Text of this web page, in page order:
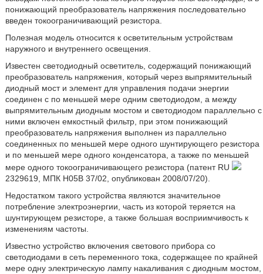
понижающий преобразователь напряжения последовательно
введен токоограничивающий резистора.
Полезная модель относится к осветительным устройствам
наружного и внутреннего освещения.
Известен светодиодный осветитель, содержащий понижающий
преобразователь напряжения, который через выпрямительный
диодный мост и элемент для управления подачи энергии
соединен с по меньшей мере одним светодиодом, а между
выпрямительным диодным мостом и светодиодом параллельно с
ними включен емкостный фильтр, при этом понижающий
преобразователь напряжения выполнен из параллельно
соединенных по меньшей мере одного шунтирующего резистора
и по меньшей мере одного конденсатора, а также по меньшей
мере одного токоограничивающего резистора (патент RU
2329619, МПК Н05В 37/02, опубликован 2008/07/20).
Недостатком такого устройства являются значительное
потребление электроэнергии, часть из которой теряется на
шунтирующем резисторе, а также большая восприимчивость к
изменениям частоты.
Известно устройство включения светового прибора со
светодиодами в сеть переменного тока, содержащее по крайней
мере одну электрическую лампу накаливания с диодным мостом,